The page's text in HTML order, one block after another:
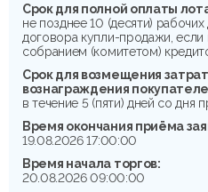
Срок для полной оплаты
не позднее 10 (десяти)
договора купли-продажи,
собранием (комитетом)
Срок для возмещения
вознаграждения
в течение 5 (пяти) дней со дня
Время окончания приёма
19.08.2026 17:00:00
Время начала торгов:
20.08.2026 09:00:00